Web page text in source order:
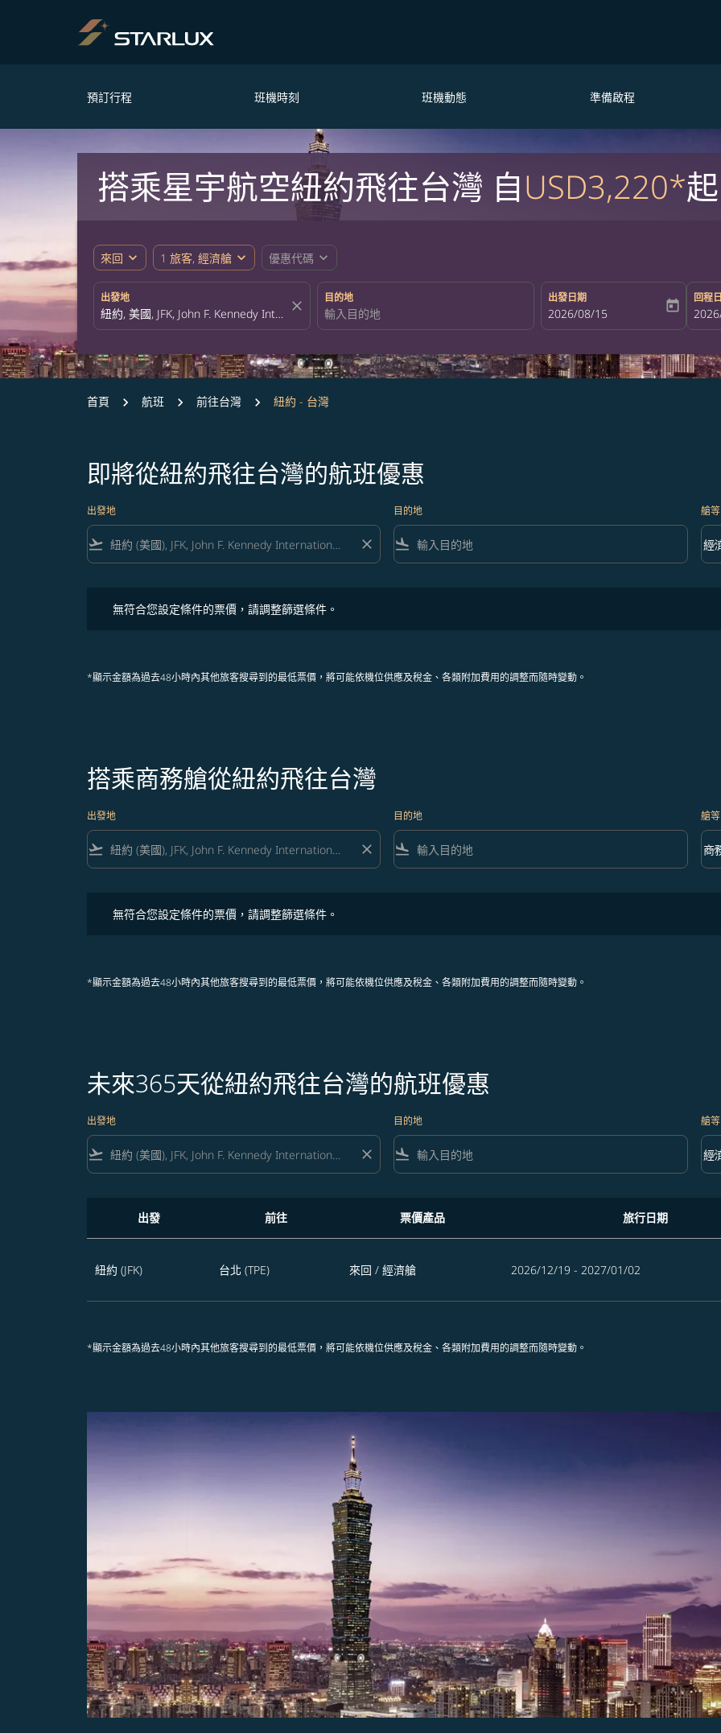
預訂行程 班機時刻 班機動態 準備啟程
搭乘星宇航空紐約飛往台灣 自USD3,220*
來回 expand_more 1 旅客, 經濟艙 expand_more 優惠代碼 expand_more
出發地
close
目的地 出發日期
fc-booking-departure-date-aria-
2026/08/15 today
回程
fc-
首頁 航班 前往台灣 紐約 - 台灣
即將從紐約飛往台灣的航班優惠
出發地
flight_takeoff close
目的地
flight_land
艙等
艙
經
keyboard_arrow_down
無符合您設定條件的票價，請調整篩選條件。
*顯示金額為過去48小時內其他旅客搜尋到的最低票價，將可能依機位供應及稅金、各類附加費用的調整而隨時變動。
搭乘商務艙從紐約飛往台灣
出發地
flight_takeoff close
目的地
flight_land
艙等
艙
商
keyboard_arrow_down
無符合您設定條件的票價，請調整篩選條件。
*顯示金額為過去48小時內其他旅客搜尋到的最低票價，將可能依機位供應及稅金、各類附加費用的調整而隨時變動。
未來365天從紐約飛往台灣的航班優惠
出發地
flight_takeoff close
目的地
flight_land
艙等
艙
經
keyboard_arrow_down
出發 前往 票價產品 旅行日期
紐約 (JFK) 台北 (TPE) 來回 / 經濟艙 2026/12/19 - 2027/01/02
*顯示金額為過去48小時內其他旅客搜尋到的最低票價，將可能依機位供應及稅金、各類附加費用的調整而隨時變動。